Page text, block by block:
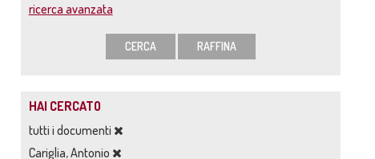
ricerca avanzata
CERCA RAFFINA
HAI CERCATO
tutti i documenti
Cariglia, Antonio